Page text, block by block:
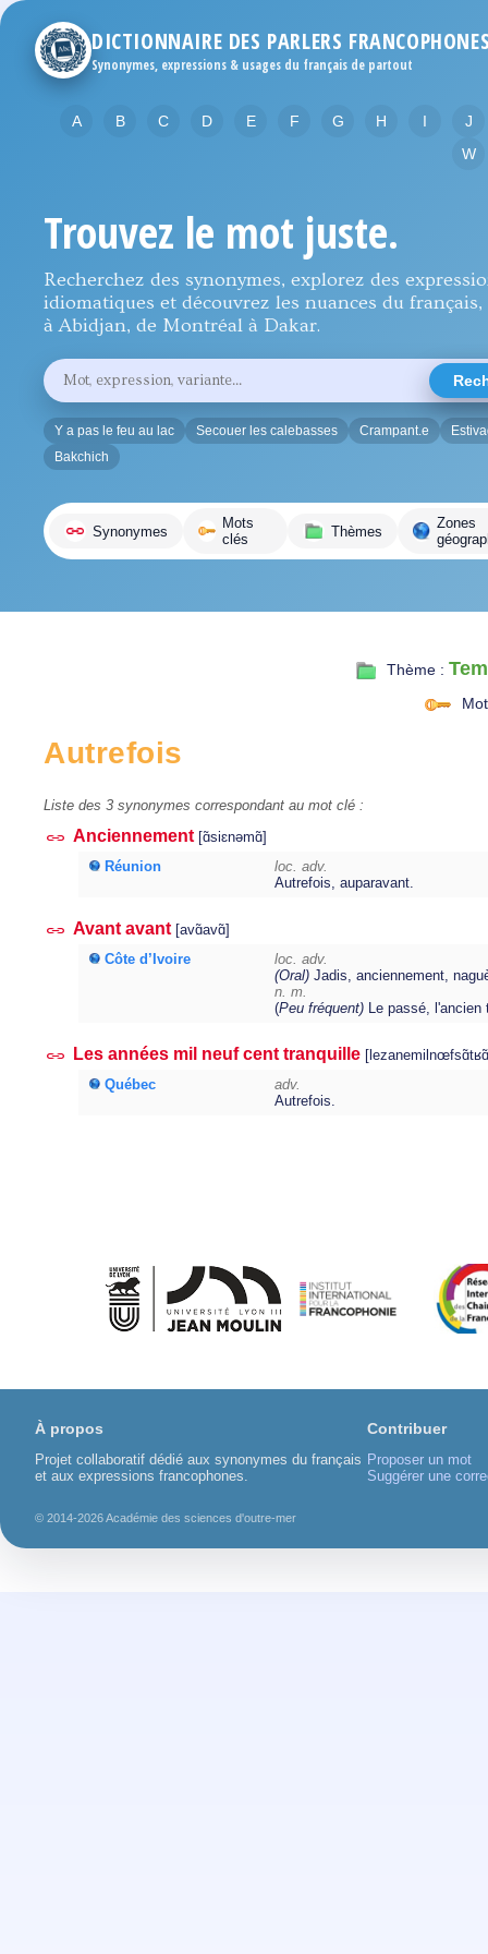
DICTIONNAIRE DES PARLERS
Synonymes, expressions & usages du français de partout
A B C D E F G H I
J
W
Trouvez le mot juste.
Recherchez des synonymes, explorez des
idiomatiques et découvrez les nuances du français,
à Abidjan, de Montréal à Dakar.
Rechercher
un
mot,
une
expression
ou
une
Y a pas le feu au lac Secouer les calebasses Crampant.e
Bakchich
Synonymes
Mots
clés
Thèmes
Zones
Thème :
Autrefois
Liste des 3 synonymes correspondant au mot clé :
Anciennement[ɑ̃siɛnəmɑ̃]
Réunion
loc. adv.
Autrefois, auparavant.
Avant avant[avɑ̃avɑ̃]
Côte d’Ivoire
loc. adv.
(Oral) Jadis, anciennement,
n. m.
(Peu fréquent) Le passé, l'ancien
Les années mil neuf cent tranquille
Québec
adv.
Autrefois.
À propos
Projet collaboratif dédié aux synonymes du français
et aux expressions francophones.
Contribuer
Proposer un mot
Suggérer une
© 2014-2026 Académie des sciences d'outre-mer